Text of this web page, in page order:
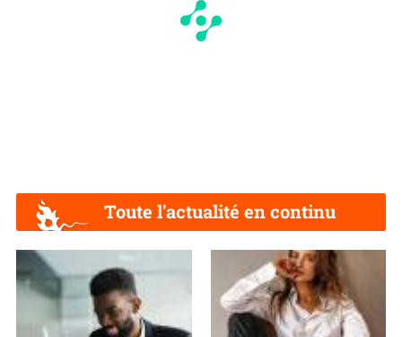
Toute l'actualité en continu